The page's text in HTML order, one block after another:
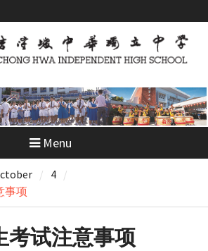
Menu
4
事项
考试注意事项